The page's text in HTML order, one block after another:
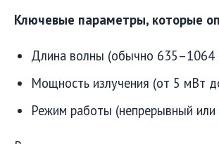
Ключевые параметры, которые
Длина волны (обычно 635–1064
Мощность излучения (от 5 мВт
Режим работы (непрерывный или